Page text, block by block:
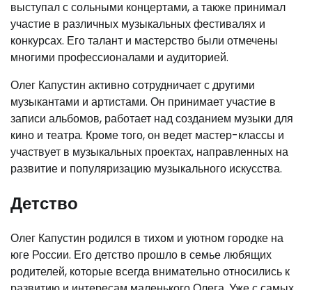
выступал с сольными концертами, а также принимал
участие в различных музыкальных фестивалях и
конкурсах. Его талант и мастерство были отмечены
многими профессионалами и аудиторией.
Олег Капустин активно сотрудничает с другими
музыкантами и артистами. Он принимает участие в
записи альбомов, работает над созданием музыки для
кино и театра. Кроме того, он ведет мастер-классы и
участвует в музыкальных проектах, направленных на
развитие и популяризацию музыкального искусства.
Детство
Олег Капустин родился в тихом и уютном городке на
юге России. Его детство прошло в семье любящих
родителей, которые всегда внимательно относились к